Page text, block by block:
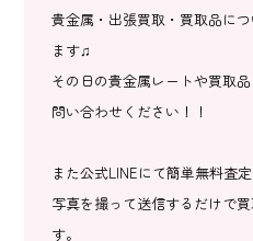
貴金属・出張買取・買取品に
ます♫
その日の貴金属レートや買取
問い合わせください！！
また公式LINEにて簡単無料査
写真を撮って送信するだけで
す。